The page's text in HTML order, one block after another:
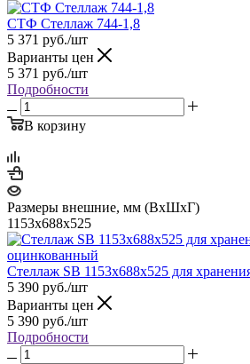
СТФ Стеллаж 744-1,8
5 371 руб./шт
Варианты цен
5 371 руб./шт
Подробности
В корзину
Размеры внешние, мм (ВхШхГ)
1153x688x525
Стеллаж SB 1153х688х525 для
5 390 руб./шт
Варианты цен
5 390 руб./шт
Подробности